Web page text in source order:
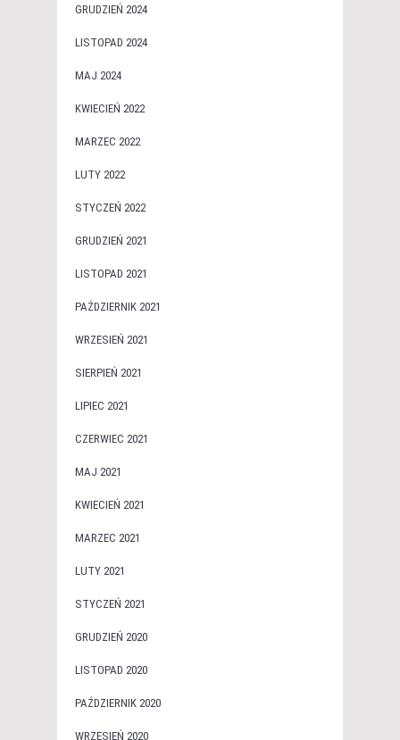
GRUDZIEŃ 2024
LISTOPAD 2024
MAJ 2024
KWIECIEŃ 2022
MARZEC 2022
LUTY 2022
STYCZEŃ 2022
GRUDZIEŃ 2021
LISTOPAD 2021
PAŹDZIERNIK 2021
WRZESIEŃ 2021
SIERPIEŃ 2021
LIPIEC 2021
CZERWIEC 2021
MAJ 2021
KWIECIEŃ 2021
MARZEC 2021
LUTY 2021
STYCZEŃ 2021
GRUDZIEŃ 2020
LISTOPAD 2020
PAŹDZIERNIK 2020
WRZESIEŃ 2020